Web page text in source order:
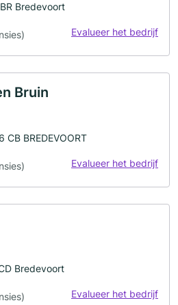
Bredevoort
Evalueer het bedrijf
Bruin
CB BREDEVOORT
Evalueer het bedrijf
Bredevoort
Evalueer het bedrijf